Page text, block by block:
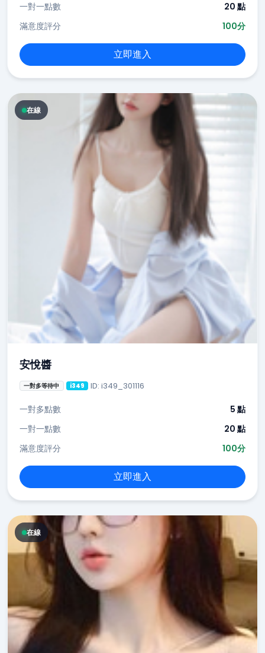
一對一點數
20 點
滿意度評分
100分
立即進入
在線
安悅醬
一對多等待中 i349 ID: i349_301116
一對多點數
5 點
一對一點數
20 點
滿意度評分
100分
立即進入
在線